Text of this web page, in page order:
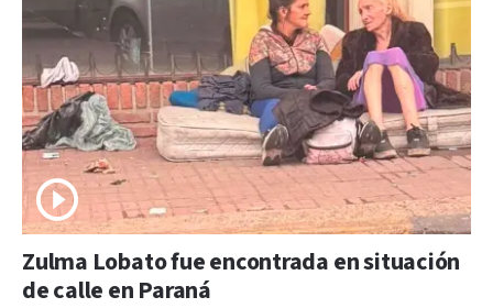
Zulma Lobato fue encontrada en situación
de calle en Paraná